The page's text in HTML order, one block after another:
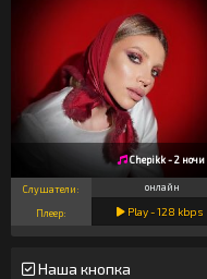
Chepikk - 2 ночи
Слушатели: онлайн
Плеер: Play -128 kbps
Наша кнопка